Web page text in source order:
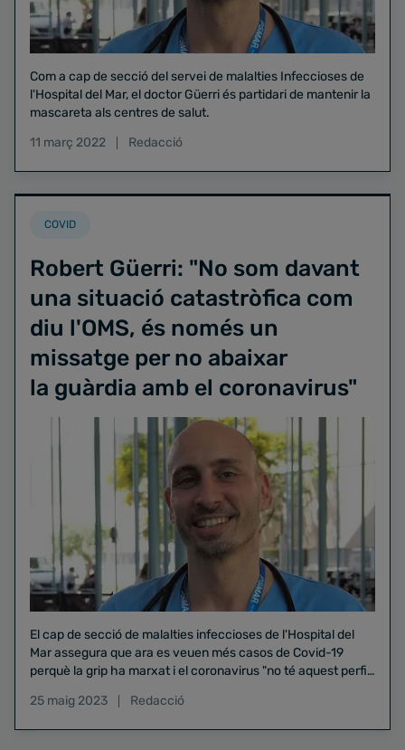
Com a cap de secció del servei de malalties Infeccioses de
l'Hospital del Mar, el doctor Güerri és partidari de mantenir la
mascareta als centres de salut.
11 març 2022
Redacció
COVID
Robert Güerri: "No som davant
una situació catastròfica com
diu l'OMS, és només un
missatge per no abaixar
la guàrdia amb el coronavirus"
El cap de secció de malalties infeccioses de l'Hospital del
Mar assegura que ara es veuen més casos de Covid-19
perquè la grip ha marxat i el coronavirus "no té aquest perfil
25 maig 2023 Redacció